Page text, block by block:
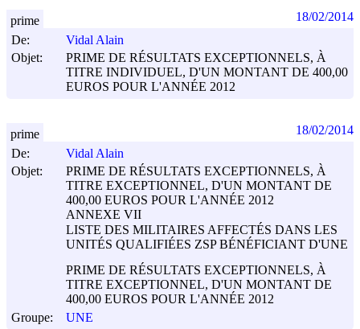
De:
Vidal Alain
Objet:
PRIME DE RÉSULTATS EXCEPTIONNELS, À
TITRE INDIVIDUEL, D'UN MONTANT DE 400,00
EUROS POUR L'ANNÉE 2012
prime 18/02/2014
De:
Vidal Alain
Objet:
PRIME DE RÉSULTATS EXCEPTIONNELS, À
TITRE EXCEPTIONNEL, D'UN MONTANT DE
400,00 EUROS POUR L'ANNÉE 2012
ANNEXE VII
LISTE DES MILITAIRES AFFECTÉS DANS LES
UNITÉS QUALIFIÉES ZSP BÉNÉFICIANT D'UNE
PRIME DE RÉSULTATS EXCEPTIONNELS, À
TITRE EXCEPTIONNEL, D'UN MONTANT DE
400,00 EUROS POUR L'ANNÉE 2012
Groupe:
UNE
prime 18/02/2014